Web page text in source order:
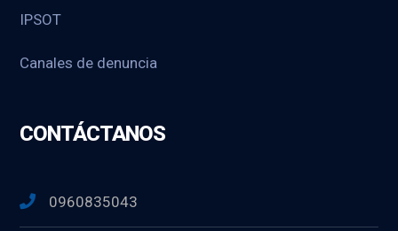
IPSOT
Canales de denuncia
CONTÁCTANOS
0960835043